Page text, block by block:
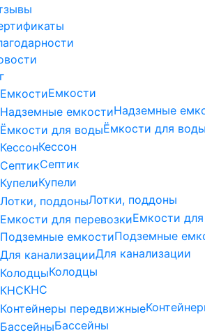
Емкости
Надземные
Ёмкости для воды
Кессон
Септик
Купели
Лотки, поддоны
Емкости
Подземные
Для канализации
Колодцы
КНС
Бассейны